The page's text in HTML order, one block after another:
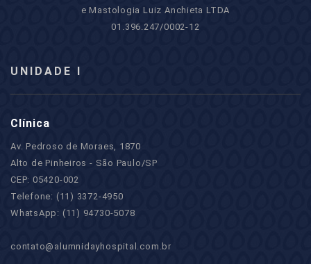
e Mastologia Luiz Anchieta LTDA
01.396.247/0002-12
UNIDADE I
Clínica
Av. Pedroso de Moraes, 1870
Alto de Pinheiros - São Paulo/SP
CEP: 05420-002
Telefone: (11) 3372-4950
WhatsApp: (11) 94730-5078
contato@alumnidayhospital.com.br